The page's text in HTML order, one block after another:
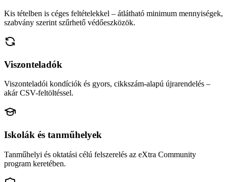
Kis tételben is céges feltételekkel – átlátható minimum mennyiségek,
szabvány szerint szűrhető védőeszközök.
Viszonteladók
Viszonteladói kondíciók és gyors, cikkszám-alapú újrarendelés –
akár CSV-feltöltéssel.
Iskolák és tanműhelyek
Tanműhelyi és oktatási célú felszerelés az eXtra Community
program keretében.